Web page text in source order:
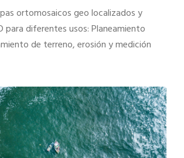
ortomosaicos geo localizados y
para diferentes usos: Planeamiento
de terreno, erosión y medición